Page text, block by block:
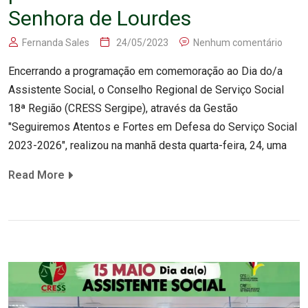
Senhora de Lourdes
Fernanda Sales 24/05/2023 Nenhum comentário
Encerrando a programação em comemoração ao Dia do/a
Assistente Social, o Conselho Regional de Serviço Social
18ª Região (CRESS Sergipe), através da Gestão
"Seguiremos Atentos e Fortes em Defesa do Serviço Social
2023-2026", realizou na manhã desta quarta-feira, 24, uma
Read More